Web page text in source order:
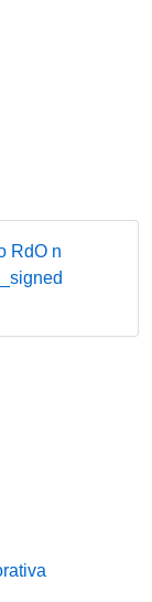
RdO n